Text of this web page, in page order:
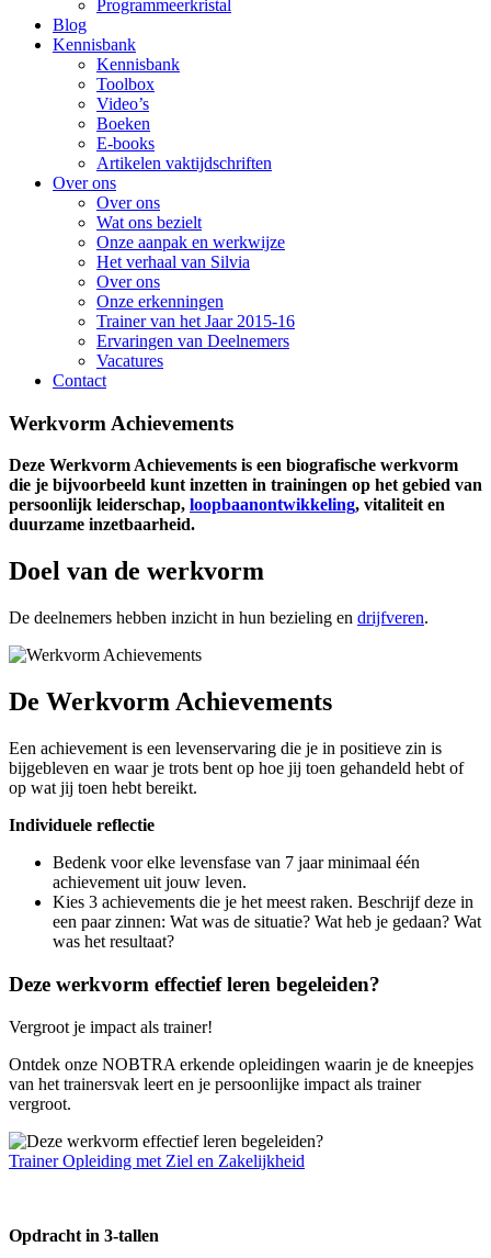
Programmeerkristal
Blog
Kennisbank
Kennisbank
Toolbox
Video’s
Boeken
E-books
Artikelen vaktijdschriften
Over ons
Over ons
Wat ons bezielt
Onze aanpak en werkwijze
Het verhaal van Silvia
Over ons
Onze erkenningen
Trainer van het Jaar 2015-16
Ervaringen van Deelnemers
Vacatures
Contact
Werkvorm Achievements
Deze Werkvorm Achievements is een biografische werkvorm
die je bijvoorbeeld kunt inzetten in trainingen op het gebied van
persoonlijk leiderschap, loopbaanontwikkeling, vitaliteit en
duurzame inzetbaarheid.
Doel van de werkvorm
De deelnemers hebben inzicht in hun bezieling en drijfveren.
De Werkvorm Achievements
Een achievement is een levenservaring die je in positieve zin is
bijgebleven en waar je trots bent op hoe jij toen gehandeld hebt of
op wat jij toen hebt bereikt.
Individuele reflectie
Bedenk voor elke levensfase van 7 jaar minimaal één
achievement uit jouw leven.
Kies 3 achievements die je het meest raken. Beschrijf deze in
een paar zinnen: Wat was de situatie? Wat heb je gedaan? Wat
was het resultaat?
Deze werkvorm effectief leren begeleiden?
Vergroot je impact als trainer!
Ontdek onze NOBTRA erkende opleidingen waarin je de kneepjes
van het trainersvak leert en je persoonlijke impact als trainer
vergroot.
Trainer Opleiding met Ziel en Zakelijkheid
Opdracht in 3-tallen